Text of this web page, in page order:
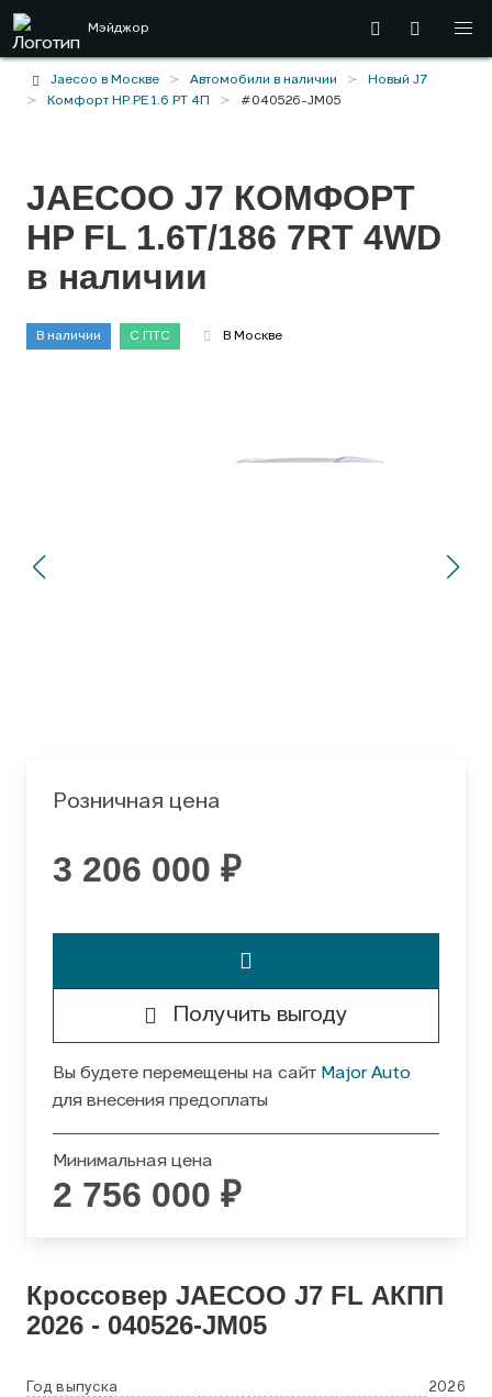
Мэйджор
Jaecoo в Москве Автомобили в наличии
Новый J7
Комфорт HP РЕ 1.6 РТ 4П
#040526-JM05
JAECOO J7 КОМФОРТ
HP FL 1.6T/186 7RT 4WD
в наличии
В наличии С ПТС В Москве
Розничная цена
3 206 000 ₽
Получить выгоду
Вы будете перемещены на сайт Major Auto
для внесения предоплаты
Минимальная цена
2 756 000 ₽
Кроссовер JAECOO J7 FL АКПП
2026 - 040526-JM05
Год выпуска 2026